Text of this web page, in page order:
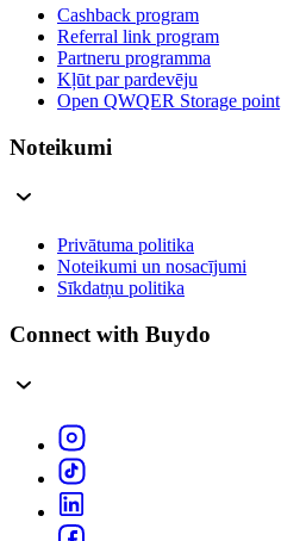
Cashback program
Referral link program
Partneru programma
Kļūt par pardevēju
Open QWQER Storage point
Noteikumi
Privātuma politika
Noteikumi un nosacījumi
Sīkdatņu politika
Connect with Buydo